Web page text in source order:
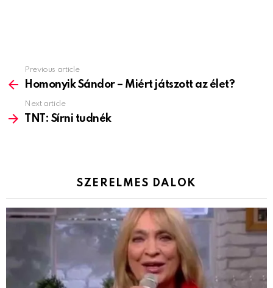
more
Previous article
Homonyik Sándor – Miért játszott az élet?
Next article
TNT: Sírni tudnék
SZERELMES DALOK